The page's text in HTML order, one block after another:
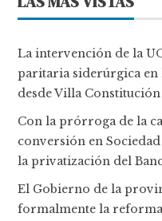
La intervención de la
paritaria siderúrgica en
desde Villa
Con la prórroga de la
conversión en
la privatización del
El Gobierno de la
formalmente la